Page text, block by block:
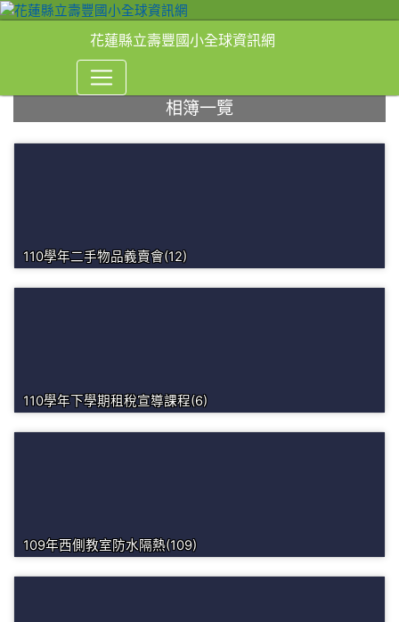
花蓮縣立壽豐國小全球資訊網
相簿一覽
110學年二手物品義賣會(12)
110學年下學期租稅宣導課程(6)
109年西側教室防水隔熱(109)